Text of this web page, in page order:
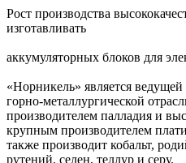
Рост производства
изготавливать
аккумуляторных блоков для
«Норникель» является
горно-металлургической
производителем палладия и
крупным производителем
также производит кобальт,
рутений, селен, теллур и серу.